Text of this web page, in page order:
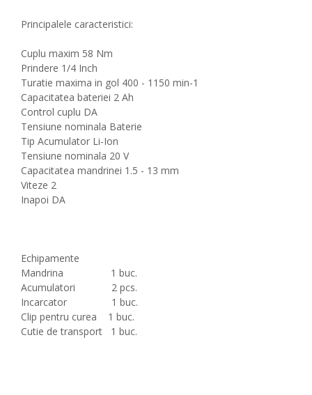
Principalele caracteristici:
Cuplu maxim 58 Nm
Prindere 1/4 Inch
Turatie maxima in gol 400 - 1150 min-1
Capacitatea bateriei 2 Ah
Control cuplu DA
Tensiune nominala Baterie
Tip Acumulator Li-Ion
Tensiune nominala 20 V
Capacitatea mandrinei 1.5 - 13 mm
Viteze 2
Inapoi DA
Echipamente
Mandrina 1 buc.
Acumulatori 2 pcs.
Incarcator 1 buc.
Clip pentru curea 1 buc.
Cutie de transport 1 buc.